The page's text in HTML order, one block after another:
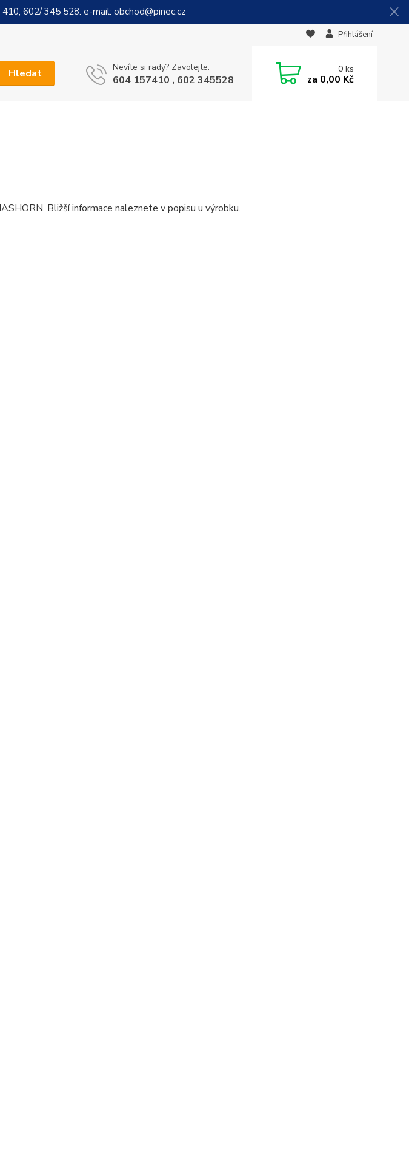
602/ 345 528. e-mail: obchod@pinec.cz
Přihlášení
Hledat Nevíte si rady? Zavolejte.
604 157410 , 602 345528
0ks
za 0,00 Kč
Bližší informace naleznete v popisu u výrobku.